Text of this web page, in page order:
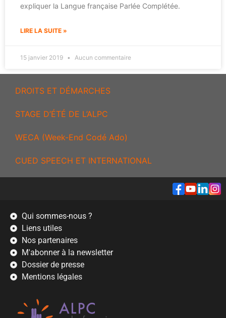
expliquer la Langue française Parlée Complétée.
LIRE LA SUITE »
15 janvier 2019 Aucun commentaire
DROITS ET DÉMARCHES
STAGE D’ÉTÉ DE L’ALPC
WECA (Week-End Codé Ado)
CUED SPEECH ET INTERNATIONAL
Qui sommes-nous ?
Liens utiles
Nos partenaires
M'abonner à la newsletter
Dossier de presse
Mentions légales